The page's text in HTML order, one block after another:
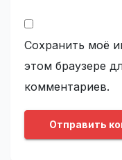
Сохранить моё
этом браузере
комментариев.